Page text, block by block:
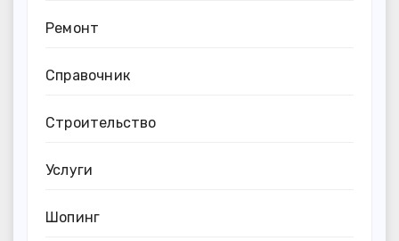
Ремонт
Справочник
Строительство
Услуги
Шопинг